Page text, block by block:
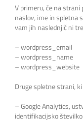
V primeru, če na
naslov, ime in spletna
vam jih naslednjič ni
– wordpress_email
– wordpress_name
– wordpress_website
Druge spletne strani,
– Google Analytics,
identifikacijsko številko